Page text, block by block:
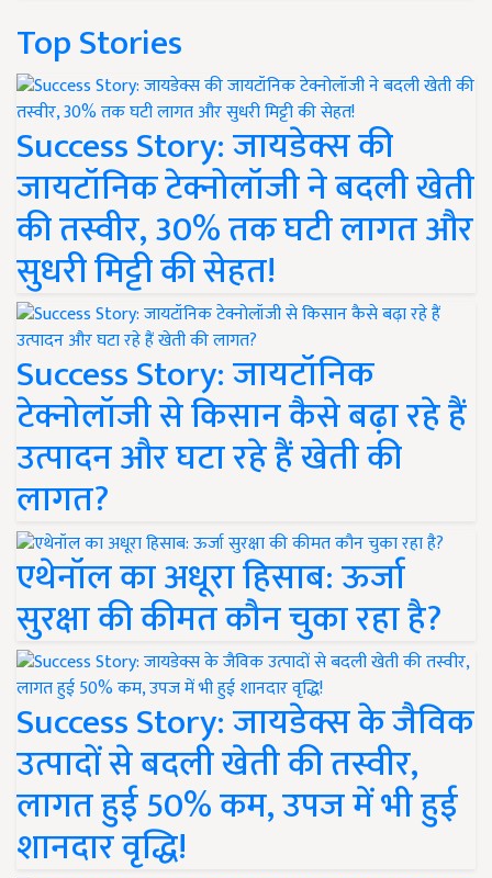
Top Stories
Success Story: जायडेक्स की
जायटॉनिक टेक्नोलॉजी ने बदली खेती
की तस्वीर, 30% तक घटी लागत और
सुधरी मिट्टी की सेहत!
Success Story: जायटॉनिक
टेक्नोलॉजी से किसान कैसे बढ़ा रहे हैं
उत्पादन और घटा रहे हैं खेती की
लागत?
एथेनॉल का अधूरा हिसाब: ऊर्जा
सुरक्षा की कीमत कौन चुका रहा है?
Success Story: जायडेक्स के जैविक
उत्पादों से बदली खेती की तस्वीर,
लागत हुई 50% कम, उपज में भी हुई
शानदार वृद्धि!